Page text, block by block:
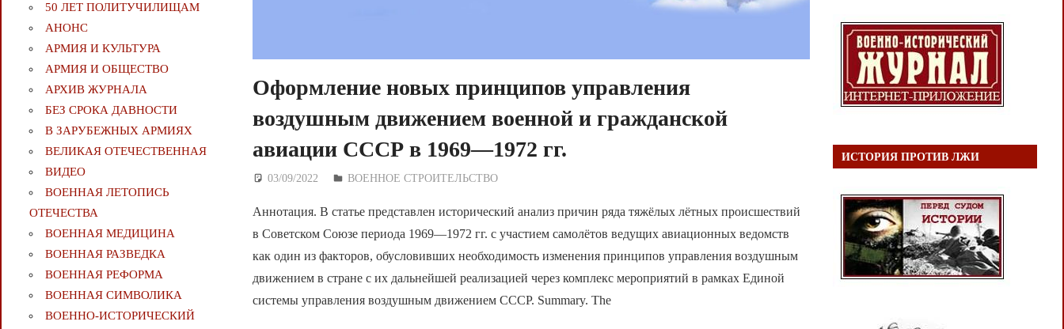
Оформление новых принципов управления
воздушным движением военной и гражданской
авиации СССР в 1969—1972 гг.
03/09/2022 Дежурный по Редакции
ВОЕННОЕ СТРОИТЕЛЬСТВО
Аннотация. В статье представлен исторический анализ причин ряда тяжёлых лётных происшествий
в Советском Союзе периода 1969—1972 гг. с участием самолётов ведущих авиационных ведомств
как один из факторов, обусловивших необходимость изменения принципов управления воздушным
движением в стране с их дальнейшей реализацией через комплекс мероприятий в рамках Единой
системы управления воздушным движением СССР. Summary. The
50 ЛЕТ ПОЛИТУЧИЛИЩАМ
АНОНС
АРМИЯ И КУЛЬТУРА
АРМИЯ И ОБЩЕСТВО
АРХИВ ЖУРНАЛА
БЕЗ СРОКА ДАВНОСТИ
В ЗАРУБЕЖНЫХ АРМИЯХ
ВЕЛИКАЯ ОТЕЧЕСТВЕННАЯ
ВИДЕО
ВОЕННАЯ ЛЕТОПИСЬ
ОТЕЧЕСТВА
ВОЕННАЯ МЕДИЦИНА
ВОЕННАЯ РАЗВЕДКА
ВОЕННАЯ РЕФОРМА
ВОЕННАЯ СИМВОЛИКА
ВОЕННО-ИСТОРИЧЕСКИЙ
ИСТОРИЯ ПРОТИВ ЛЖИ